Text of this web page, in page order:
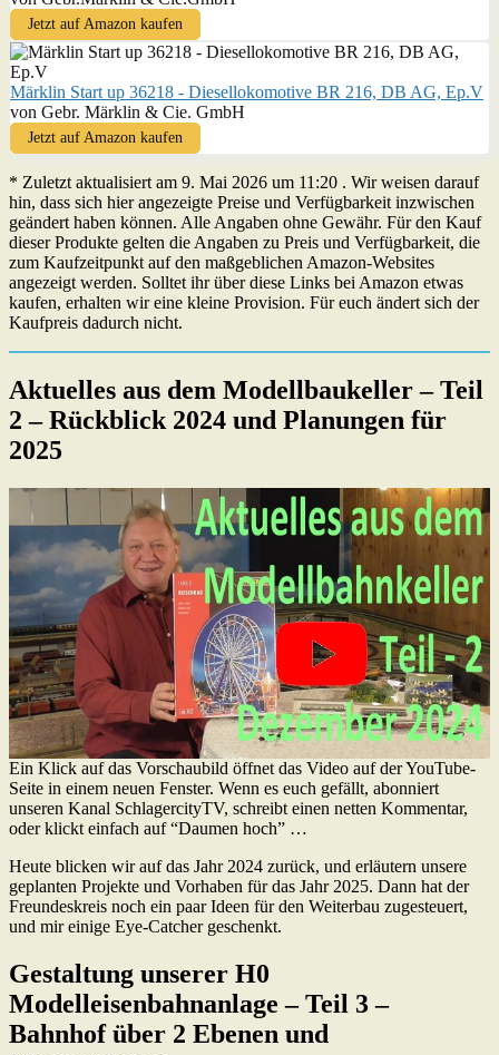
Jetzt auf Amazon kaufen
Märklin Start up 36218 - Diesellokomotive BR 216, DB AG, Ep.V
von Gebr. Märklin & Cie. GmbH
Jetzt auf Amazon kaufen
* Zuletzt aktualisiert am 9. Mai 2026 um 11:20 . Wir weisen darauf
hin, dass sich hier angezeigte Preise und Verfügbarkeit inzwischen
geändert haben können. Alle Angaben ohne Gewähr. Für den Kauf
dieser Produkte gelten die Angaben zu Preis und Verfügbarkeit, die
zum Kaufzeitpunkt auf den maßgeblichen Amazon-Websites
angezeigt werden. Solltet ihr über diese Links bei Amazon etwas
kaufen, erhalten wir eine kleine Provision. Für euch ändert sich der
Kaufpreis dadurch nicht.
Aktuelles aus dem Modellbaukeller – Teil
2 – Rückblick 2024 und Planungen für
2025
Ein Klick auf das Vorschaubild öffnet das Video auf der YouTube-
Seite in einem neuen Fenster. Wenn es euch gefällt, abonniert
unseren Kanal SchlagercityTV, schreibt einen netten Kommentar,
oder klickt einfach auf “Daumen hoch” …
Heute blicken wir auf das Jahr 2024 zurück, und erläutern unsere
geplanten Projekte und Vorhaben für das Jahr 2025. Dann hat der
Freundeskreis noch ein paar Ideen für den Weiterbau zugesteuert,
und mir einige Eye-Catcher geschenkt.
Gestaltung unserer H0
Modelleisenbahnanlage – Teil 3 –
Bahnhof über 2 Ebenen und